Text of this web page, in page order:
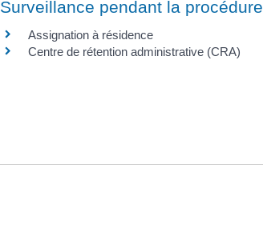
Surveillance pendant la procédure
Assignation à résidence
Centre de rétention administrative (CRA)